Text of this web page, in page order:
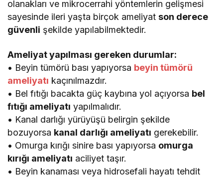
olanakları ve mikrocerrahi yöntemlerin gelişmesi
sayesinde ileri yaşta birçok ameliyatson derece
güvenli şekilde yapılabilmektedir.
Ameliyat yapılması gereken durumlar:
• Beyin tümörü bası yapıyorsa beyin tümörü
ameliyatı kaçınılmazdır.
• Bel fıtığı bacakta güç kaybına yol açıyorsa bel
fıtığı ameliyatı yapılmalıdır.
• Kanal darlığı yürüyüşü belirgin şekilde
bozuyorsa kanal darlığı ameliyatı gerekebilir.
• Omurga kırığı sinire bası yapıyorsa omurga
kırığı ameliyatı aciliyet taşır.
• Beyin kanaması veya hidrosefali hayatı tehdit